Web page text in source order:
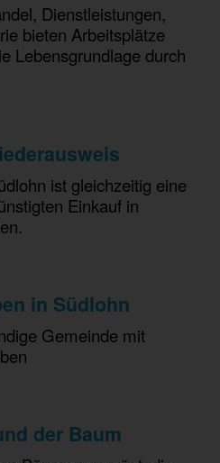
Dienstleistungen,
bieten Arbeitsplätze
Lebensgrundlage durch
ist gleichzeitig eine
Einkauf in
in Südlohn
Gemeinde mit
der Baum